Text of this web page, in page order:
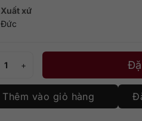
Xuất xứ
Đức
Thêm vào giỏ hàng